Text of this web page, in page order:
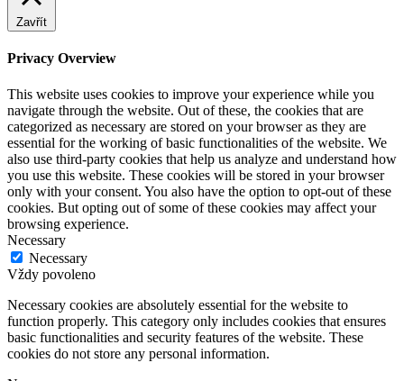
Zavřít
Privacy Overview
This website uses cookies to improve your experience while you
navigate through the website. Out of these, the cookies that are
categorized as necessary are stored on your browser as they are
essential for the working of basic functionalities of the website. We
also use third-party cookies that help us analyze and understand how
you use this website. These cookies will be stored in your browser
only with your consent. You also have the option to opt-out of these
cookies. But opting out of some of these cookies may affect your
browsing experience.
Necessary
Necessary
Vždy povoleno
Necessary cookies are absolutely essential for the website to
function properly. This category only includes cookies that ensures
basic functionalities and security features of the website. These
cookies do not store any personal information.